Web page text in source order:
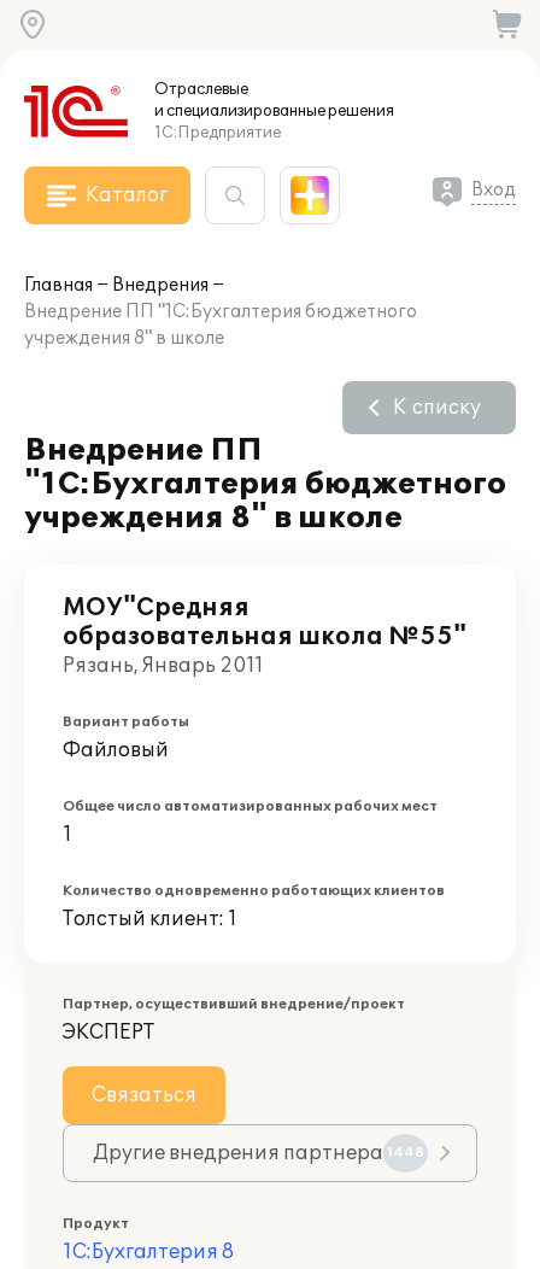
Отраслевые
и специализированныерешения
1С:Предприятие
Каталог Вход
Главная
Внедрения
Внедрение ПП "1С:Бухгалтерия бюджетного
учреждения 8" в школе
Внедрение ПП
"1С:Бухгалтерия бюджетного
учреждения 8" в школе
К списку
МОУ"Средняя
образовательная школа №55"
Рязань, Январь 2011
Вариант работы
Файловый
Общее число автоматизированных рабочих мест
1
Количество одновременно работающих клиентов
Толстый клиент: 1
Партнер, осуществивший внедрение/проект
ЭКСПЕРТ
Связаться
Другие внедрения партнера 1448
Продукт
1С:Бухгалтерия 8